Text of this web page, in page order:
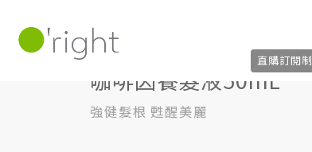
直購訂閱制
咖啡因養髮液50mL
強健髮根 甦醒美麗